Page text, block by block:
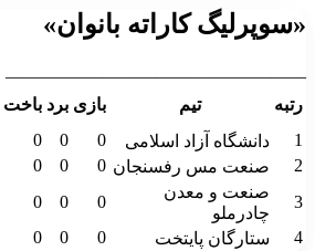
«سوپرلیگ کاراته بانوان»
رتبه
تیم بازی برد باخت
1
دانشگاه آزاد اسلامی 0
0
0
2
صنعت مس رفسنجان 0
0
0
3
صنعت و معدن
چادرملو
0
0
0
4
ستارگان پایتخت 0
0
0